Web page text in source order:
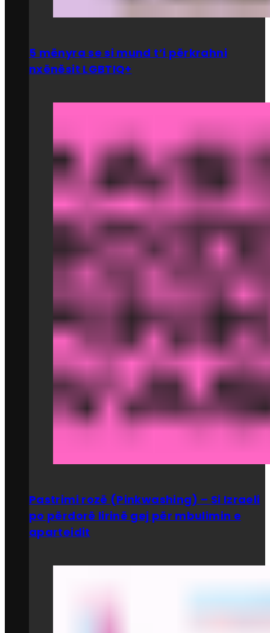
5 mënyra se si mund t’i përkrahni
nxënësit LGBTIQ+
Pastrimi rozë (Pinkwashing) – Si Izraeli
po përdorë lirinë gej për mbulimin e
aparteidit